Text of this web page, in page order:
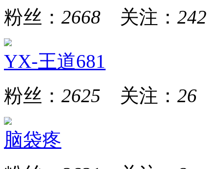
粉丝： 2668 关注： 242
YX-王道681
粉丝： 2625 关注： 26
脑袋疼